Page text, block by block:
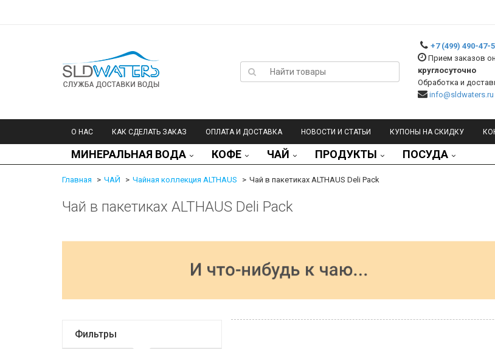
+7 (499) 490-47-
Прием заказов
круглосуточно
Обработка и
info@sldwaters.ru
О НАС КАК СДЕЛАТЬ ЗАКАЗ ОПЛАТА И ДОСТАВКА НОВОСТИ И СТАТЬИ КУПОНЫ НА СКИДКУ
МИНЕРАЛЬНАЯ ВОДА КОФЕ ЧАЙ ПРОДУКТЫ ПОСУДА
Главная ЧАЙ Чайная коллекция ALTHAUS Чай в пакетиках ALTHAUS Deli Pack
Чай в пакетиках ALTHAUS Deli Pack
Фильтры